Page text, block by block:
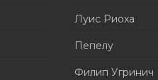
Луис Риоха
Пепелу
Филип Угринич